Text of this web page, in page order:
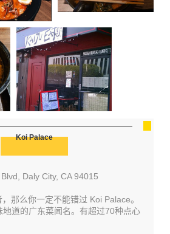
Koi Palace
Daly City, CA 94015
那么你一定不能错过 Koi Palace。
地道的广东菜闻名。有超过70种点心